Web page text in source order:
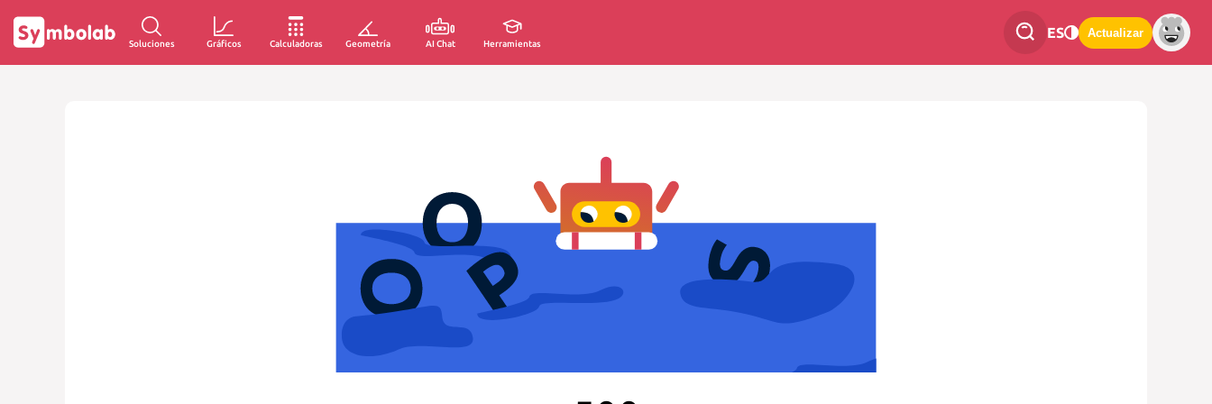
Soluciones Gráficos Calculadoras Geometría AI Chat Herramientas
ES Actualizar